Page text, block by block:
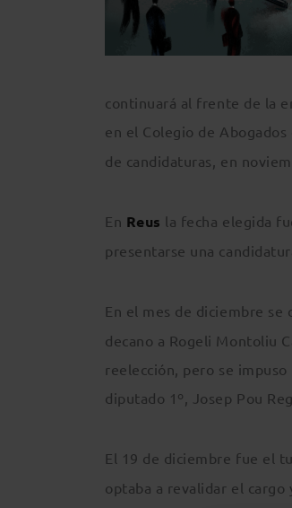
continuará al frente de la
en el Colegio de Abogados
de candidaturas, en
En Reus la fecha elegida
presentarse una
En el mes de diciembre se
decano a Rogeli Montoliu
reelección, pero se
diputado 1º, Josep Pou
El 19 de diciembre fue el
optaba a revalidar el